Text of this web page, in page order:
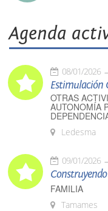
Agenda
08/01/2026
Estimulación
OTRAS
AUTONOMÍA
Ledesma
09/01/2026
FAMILIA
Tamames